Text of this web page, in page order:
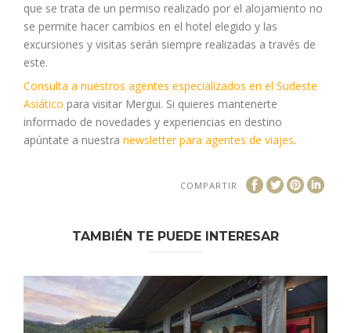
que se trata de un permiso realizado por el alojamiento no
se permite hacer cambios en el hotel elegido y las
excursiones y visitas serán siempre realizadas a través de
este.
Consulta a nuestros agentes especializados en el Sudeste
Asiático para visitar Mergui. Si quieres mantenerte
informado de novedades y experiencias en destino
apúntate a nuestranewsletter para agentes de viajes.
COMPARTIR
TAMBIÉN TE PUEDE INTERESAR